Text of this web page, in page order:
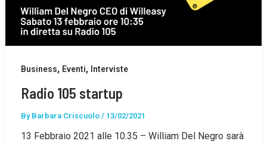
Business, Eventi, Interviste
Radio 105 startup
By Barbara Criscuolo / 13/02/2021
13 Febbraio 2021 alle 10.35 – William Del Negro sarà